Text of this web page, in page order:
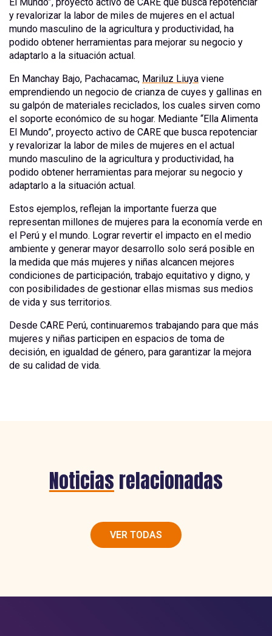
y revalorizar la labor de miles de mujeres en el actual
mundo masculino de la agricultura y productividad, ha
podido obtener herramientas para mejorar su negocio y
adaptarlo a la situación actual.
En Manchay Bajo, Pachacamac, Mariluz Liuya viene
emprendiendo un negocio de crianza de cuyes y gallinas en
su galpón de materiales reciclados, los cuales sirven como
el soporte económico de su hogar. Mediante “Ella Alimenta
El Mundo”, proyecto activo de CARE que busca repotenciar
y revalorizar la labor de miles de mujeres en el actual
mundo masculino de la agricultura y productividad, ha
podido obtener herramientas para mejorar su negocio y
adaptarlo a la situación actual.
Estos ejemplos, reflejan la importante fuerza que
representan millones de mujeres para la economía verde en
el Perú y el mundo. Lograr revertir el impacto en el medio
ambiente y generar mayor desarrollo solo será posible en
la medida que más mujeres y niñas alcancen mejores
condiciones de participación, trabajo equitativo y digno, y
con posibilidades de gestionar ellas mismas sus medios
de vida y sus territorios.
Desde CARE Perú, continuaremos trabajando para que más
mujeres y niñas participen en espacios de toma de
decisión, en igualdad de género, para garantizar la mejora
de su calidad de vida.
Noticias relacionadas
VER TODAS